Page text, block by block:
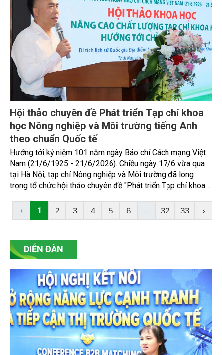
Hội thảo chuyên đề Phát triển Tạp chí khoa
học Nông nghiệp và Môi trường tiếng Anh
theo chuẩn Quốc tế
Hướng tới kỷ niệm 101 năm ngày Báo chí Cách mạng Việt
Nam (21/6/1925 - 21/6/2026). Chiều ngày 17/6 vừa qua
tại Hà Nội, tạp chí Nông nghiệp và Môi trường đã long
trọng tổ chức hội thảo chuyên đề "Phát triển Tạp chí khoa
‹ 1 2 3 4 5 6 ... 32 33 ›
DIỄN ĐÀN